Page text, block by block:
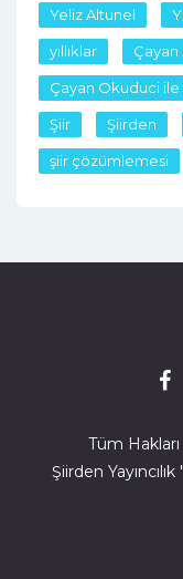
Yeliz Altunel
yıllıklar
Çayan Okuduci ile
Şiir Şiirden
şiir çözümlemesi
Tüm Hakları
Şiirden